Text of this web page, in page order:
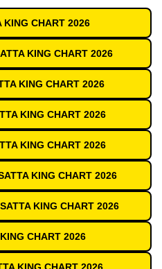
KING CHART 2026
KING CHART 2026
KING CHART 2026
KING CHART 2026
KING CHART 2026
KING CHART 2026
KING CHART 2026
CHART 2026